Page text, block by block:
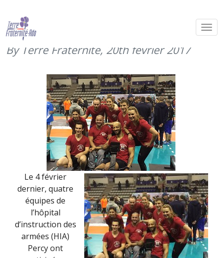
Des blessés et leurs soignants
rament ensemble (4 février 2017)
By Terre Fraternité, 20th février 2017
Le 4 février
dernier, quatre
équipes de
l’hôpital
d’instruction des
armées (HIA)
Percy ont